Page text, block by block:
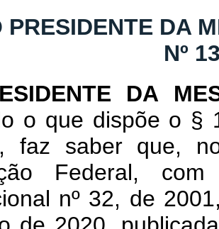
PRESIDENTE DA
Nº
DA
o que dispõe o §
faz saber que,
Federal,
nº 32, de